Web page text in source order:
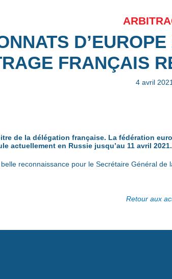
FRANÇAIS
4 avril 2021
de la délégation française. La fédération
actuellement en Russie jusqu’au 11 avril 2021.
reconnaissance pour le Secrétaire Général de
Retour aux